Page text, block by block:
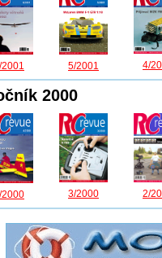
5/2001 4/
2000
2000 3/2000 2/